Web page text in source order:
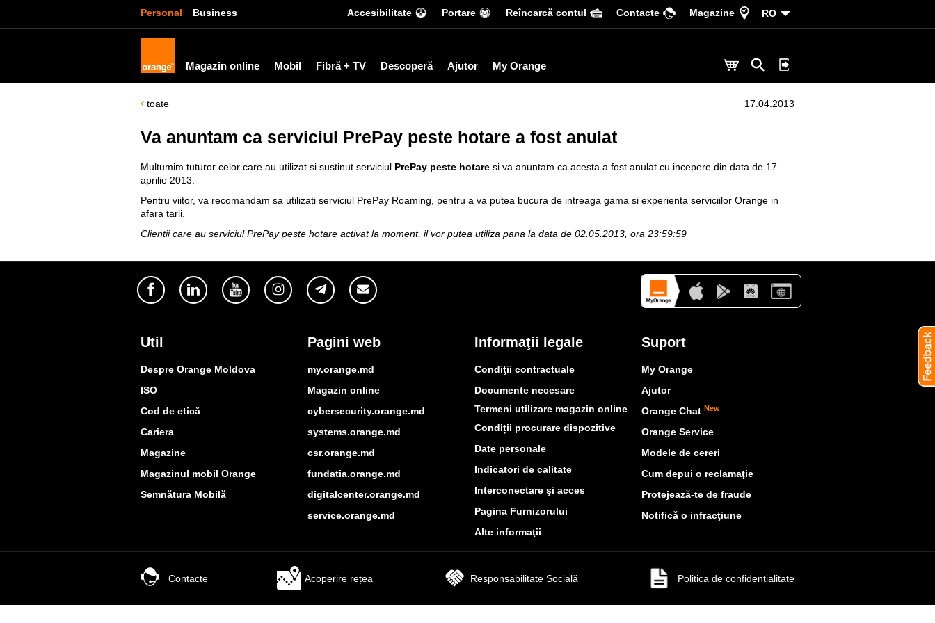
Personal Business Accesibilitate Portare Reîncarcă contul Сontacte Magazine RO
Magazin online Mobil Fibră + TV Descoperă Ajutor My Orange
toate 17.04.2013
Va anuntam ca serviciul PrePay peste hotare a fost anulat
Multumim tuturor celor care au utilizat si sustinut serviciul PrePay peste hotare si va anuntam ca acesta a fost anulat cu incepere din data de 17
aprilie 2013.
Pentru viitor, va recomandam sa utilizati serviciul PrePay Roaming , pentru a va putea bucura de intreaga gama si experienta serviciilor Orange in
afara tarii.
Clientii care au serviciul PrePay peste hotare activat la moment, il vor putea utiliza pana la data de 02.05.2013, ora 23:59:59
Util
Despre Orange Moldova
ISO
Cod de etică
Cariera
Magazine
Magazinul mobil Orange
Semnătura Mobilă
Pagini web
my.orange.md
Magazin online
cybersecurity.orange.md
systems.orange.md
csr.orange.md
fundatia.orange.md
digitalcenter.orange.md
service.orange.md
Informaţii legale
Condiţii contractuale
Documente necesare
Termeni utilizare magazin online
Condiții procurare dispozitive
Date personale
Indicatori de calitate
Interconectare şi acces
Pagina Furnizorului
Alte informaţii
Suport
My Orange
Ajutor
Orange Chat New
Orange Service
Modele de cereri
Cum depui o reclamaţie
Protejează-te de fraude
Notifică o infracţiune
Contacte Acoperire rețea Responsabilitate Socială Politica de confidențialitate